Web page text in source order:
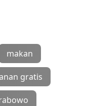
makan
gratis